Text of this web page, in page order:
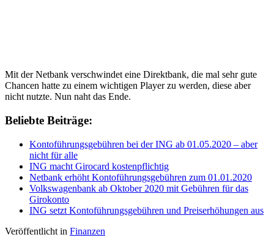
Mit der Netbank verschwindet eine Direktbank, die mal sehr gute
Chancen hatte zu einem wichtigen Player zu werden, diese aber
nicht nutzte. Nun naht das Ende.
Beliebte Beiträge:
Kontoführungsgebühren bei der ING ab 01.05.2020 – aber
nicht für alle
ING macht Girocard kostenpflichtig
Netbank erhöht Kontoführungsgebühren zum 01.01.2020
Volkswagenbank ab Oktober 2020 mit Gebühren für das
Girokonto
ING setzt Kontoführungsgebühren und Preiserhöhungen aus
Veröffentlicht in Finanzen